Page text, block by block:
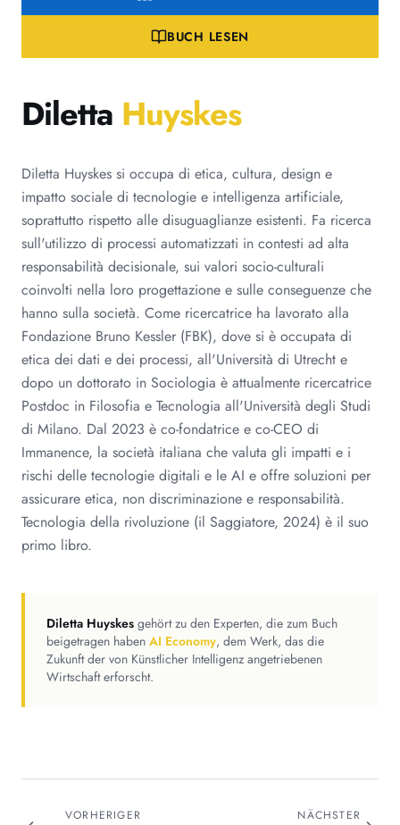
BUCH LESEN
Diletta Huyskes
Diletta Huyskes si occupa di etica, cultura, design e
impatto sociale di tecnologie e intelligenza artificiale,
soprattutto rispetto alle disuguaglianze esistenti. Fa ricerca
sull'utilizzo di processi automatizzati in contesti ad alta
responsabilità decisionale, sui valori socio-culturali
coinvolti nella loro progettazione e sulle conseguenze che
hanno sulla società. Come ricercatrice ha lavorato alla
Fondazione Bruno Kessler (FBK), dove si è occupata di
etica dei dati e dei processi, all'Università di Utrecht e
dopo un dottorato in Sociologia è attualmente ricercatrice
Postdoc in Filosofia e Tecnologia all'Università degli Studi
di Milano. Dal 2023 è co-fondatrice e co-CEO di
Immanence, la società italiana che valuta gli impatti e i
rischi delle tecnologie digitali e le AI e offre soluzioni per
assicurare etica, non discriminazione e responsabilità.
Tecnologia della rivoluzione (il Saggiatore, 2024) è il suo
primo libro.
Diletta Huyskes gehört zu den Experten, die zum Buch
beigetragen haben AI Economy, dem Werk, das die
Zukunft der von Künstlicher Intelligenz angetriebenen
Wirtschaft erforscht.
VORHERIGER NÄCHSTER